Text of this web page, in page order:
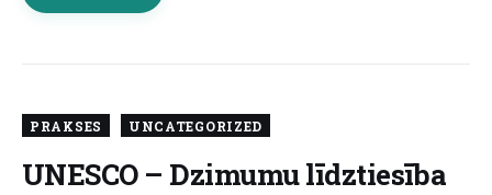
PRAKSES UNCATEGORIZED
UNESCO – Dzimumu līdztiesība